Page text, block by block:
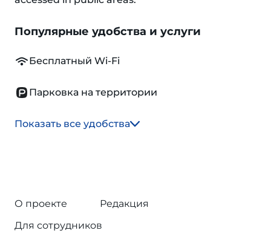
Популярные удобства и услуги
Бесплатный Wi-Fi
Парковка на территории
Показать все удобства
О проекте
Редакция
Для сотрудников